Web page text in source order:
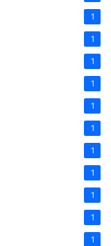
1
1
1
1
1
1
1
1
1
1
1